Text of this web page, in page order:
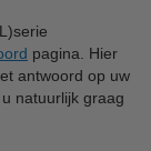
pagina. Hier
antwoord op uw
u natuurlijk graag